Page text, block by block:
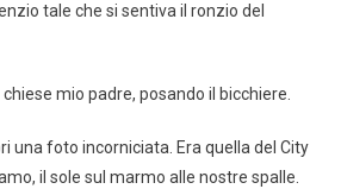
tale che si sentiva il ronzio del
mio padre, posando il bicchiere.
una foto incorniciata. Era quella del City
il sole sul marmo alle nostre spalle.